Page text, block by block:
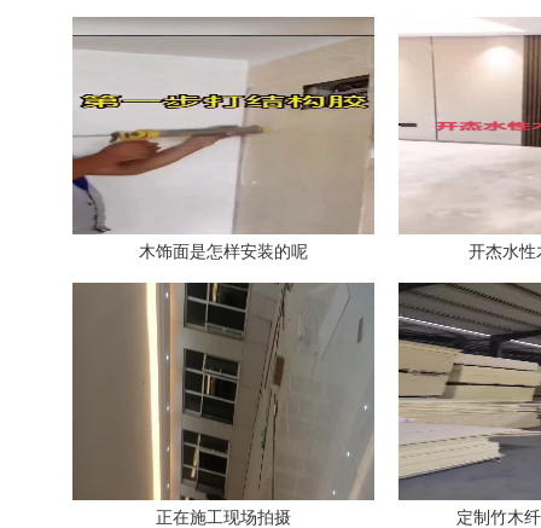
木饰面是怎样安装的呢 开杰水性
正在施工现场拍摄 定制竹木